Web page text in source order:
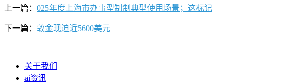
上一篇： 025年度上海市办事型制制典型使用场景；这标记
下一篇： 敦金现迫近5600美元
关于我们
ai资讯